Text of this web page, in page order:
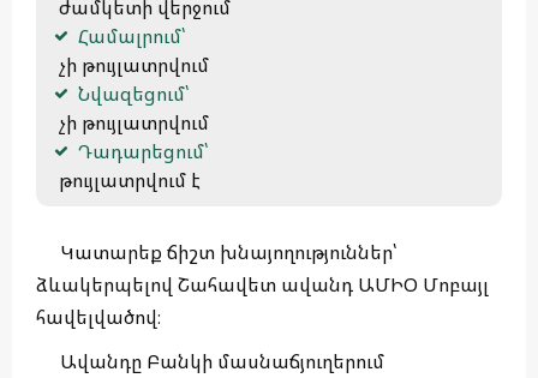
ժամկետի վերջում
Համալրում՝
չի թույլատրվում
Նվազեցում՝
չի թույլատրվում
Դադարեցում՝
թույլատրվում է
Կատարեք ճիշտ խնայողություններ՝
ձևակերպելով Շահավետ ավանդ ԱՄԻՕ Մոբայլ
հավելվածով։
Ավանդը Բանկի մասնաճյուղերում